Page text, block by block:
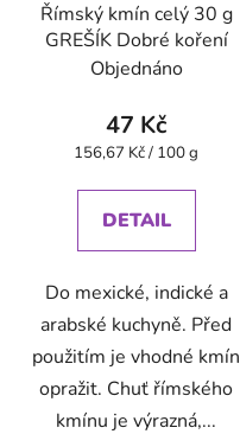
Římský kmín celý 30 g
GREŠÍK Dobré koření
Objednáno
47 Kč
Měrná
156,67 Kč / 100 g
DETAIL
Do mexické, indické a
arabské kuchyně. Před
použitím je vhodné kmín
opražit. Chuť římského
kmínu je výrazná,...